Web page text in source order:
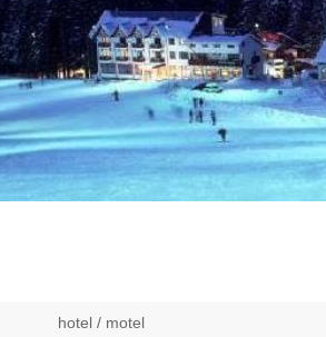
hotel / motel